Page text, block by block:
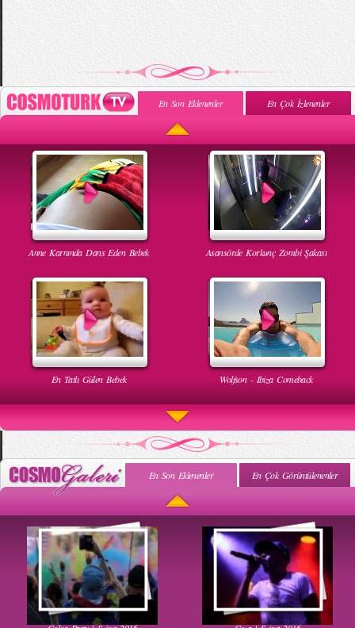
En Son Eklenenler En Çok İzlenenler
Anne Karnında Dans Eden Bebek Asansörde Korkunç Zombi Şakası
En Tatlı Gülen Bebek Wolfson - Ibiza Comeback
Uyuyan Bebeğe Gangnam Dinletilirse Ne Olur
En Son Eklenenler En Çok Görüntülenenler